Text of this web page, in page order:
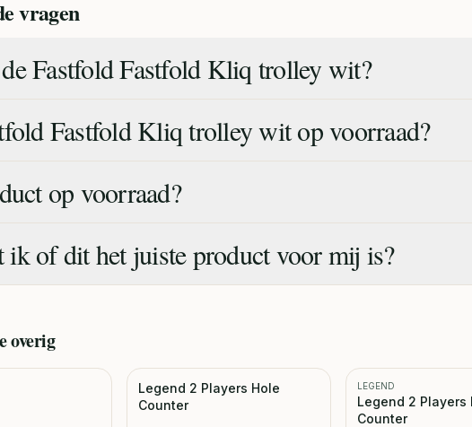
vragen
Fastfold Fastfold Kliq trolley wit?
Fastfold Kliq trolley wit op voorraad?
op voorraad?
ik of dit het juiste product voor mij is?
overig
Legend 2 Players Hole
Counter
LEGEND
Legend 2 Players
Counter